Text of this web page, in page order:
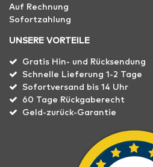
Auf Rechnung
Sofortzahlung
UNSERE VORTEILE
Gratis Hin- und Rücksendung
Schnelle Lieferung 1-2 Tage
Sofortversand bis 14 Uhr
60 Tage Rückgaberecht
Geld-zurück-Garantie